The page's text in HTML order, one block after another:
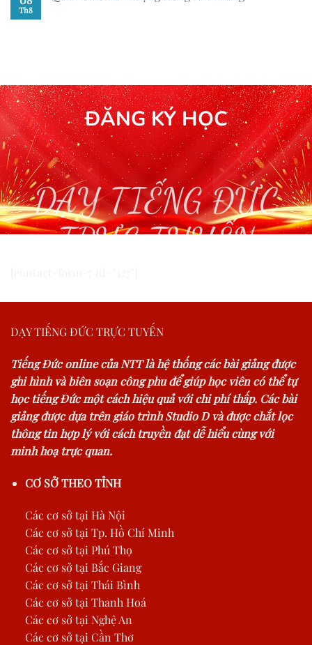
Th8
ĐĂNG KÝ HỌC
DẠY TIẾNG ĐỨC
TRỰC TUYẾN
DẠY TIẾNG ĐỨC TRỰC TUYẾN
Tiếng Đức online của NTT là hệ thống các bài giảng được
ghi hình và biên soạn công phu để giúp học viên có thể tự
học tiếng Đức một cách hiệu quả với chi phí thấp. Các bài
giảng được dựa trên giáo trình Studio D và được chắt lọc
thông tin hợp lý với cách truyền đạt dễ hiểu cùng với
minh hoạ trực quan.
CƠ SỞ THEO TỈNH
Các cơ sở tại Hà Nội
Các cơ sở tại Tp. Hồ Chí Minh
Các cơ sở tại Phú Thọ
Các cơ sở tại Bắc Giang
Các cơ sở tại Thái Bình
Các cơ sở tại Thanh Hoá
Các cơ sở tại Nghệ An
Các cơ sở tại Cần Thơ